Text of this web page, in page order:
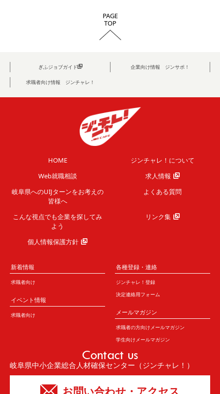
PAGE
TOP
ぎふジョブガイド 企業向け情報 ジンサポ！
求職者向け情報 ジンチャレ！
HOME
ジンチャレ！について
Web就職相談
求人情報
岐阜県へのUIJターンをお考えの
皆様へ
よくある質問
こんな視点でも企業を探してみ
よう
リンク集
個人情報保護方針
新着情報
求職者向け
イベント情報
求職者向け
各種登録・連絡
ジンチャレ！登録
決定連絡用フォーム
メールマガジン
求職者の方向けメールマガジン
学生向けメールマガジン
Contact us
岐阜県中小企業総合人材確保センター（ジンチャレ！）
お問い合わせ・アクセス